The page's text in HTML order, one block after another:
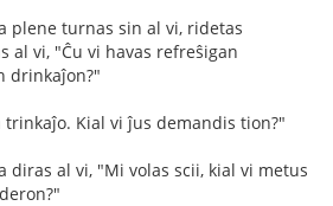
plene turnas sin al vi, ridetas
al vi, "Ĉu vi havas refreŝigan
drinkaĵon?"
trinkaĵo. Kial vi ĵus demandis tion?"
diras al vi, "Mi volas scii, kial vi metus